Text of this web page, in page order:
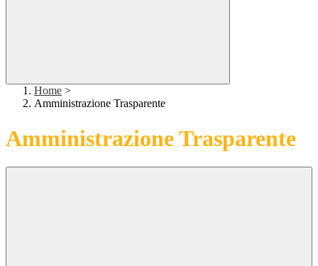
Home >
Amministrazione Trasparente
Amministrazione Trasparente